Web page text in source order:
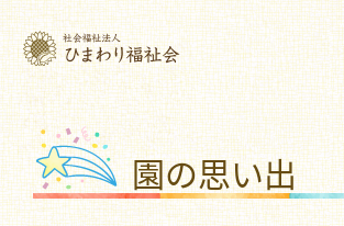
園の思い出